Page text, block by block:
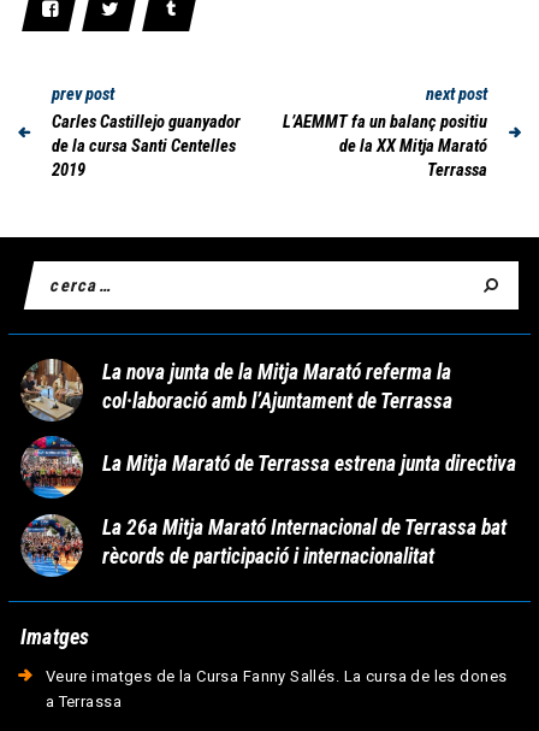
prev post
Carles Castillejo guanyador
de la cursa Santi Centelles
2019
next post
L’AEMMT fa un balanç positiu
de la XX Mitja Marató
Terrassa
La nova junta de la Mitja Marató referma la
col·laboració amb l’Ajuntament de Terrassa
La Mitja Marató de Terrassa estrena junta directiva
La 26a Mitja Marató Internacional de Terrassa bat
rècords de participació i internacionalitat
Imatges
Veure imatges de la Cursa Fanny Sallés. La cursa de les dones
a Terrassa